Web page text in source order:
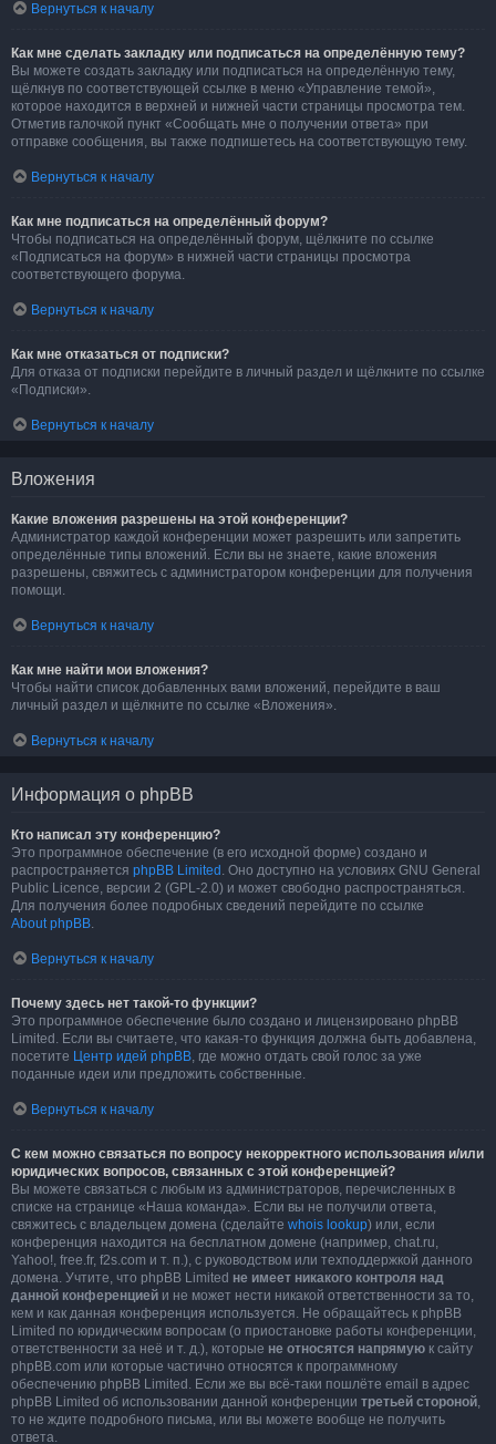
Вернуться к началу
Как мне сделать закладку или подписаться на определённую тему?
Вы можете создать закладку или подписаться на определённую тему,
щёлкнув по соответствующей ссылке в меню «Управление темой»,
которое находится в верхней и нижней части страницы просмотра тем.
Отметив галочкой пункт «Сообщать мне о получении ответа» при
отправке сообщения, вы также подпишетесь на соответствующую тему.
Вернуться к началу
Как мне подписаться на определённый форум?
Чтобы подписаться на определённый форум, щёлкните по ссылке
«Подписаться на форум» в нижней части страницы просмотра
соответствующего форума.
Вернуться к началу
Как мне отказаться от подписки?
Для отказа от подписки перейдите в личный раздел и щёлкните по ссылке
«Подписки».
Вернуться к началу
Вложения
Какие вложения разрешены на этой конференции?
Администратор каждой конференции может разрешить или запретить
определённые типы вложений. Если вы не знаете, какие вложения
разрешены, свяжитесь с администратором конференции для получения
помощи.
Вернуться к началу
Как мне найти мои вложения?
Чтобы найти список добавленных вами вложений, перейдите в ваш
личный раздел и щёлкните по ссылке «Вложения».
Вернуться к началу
Информация о phpBB
Кто написал эту конференцию?
Это программное обеспечение (в его исходной форме) создано и
распространяется phpBB Limited . Оно доступно на условиях GNU General
Public Licence, версии 2 (GPL-2.0) и может свободно распространяться.
Для получения более подробных сведений перейдите по ссылке
About phpBB.
Вернуться к началу
Почему здесь нет такой-то функции?
Это программное обеспечение было создано и лицензировано phpBB
Limited. Если вы считаете, что какая-то функция должна быть добавлена,
посетите Центр идей phpBB, где можно отдать свой голос за уже
поданные идеи или предложить собственные.
Вернуться к началу
С кем можно связаться по вопросу некорректного использования и/или
юридических вопросов, связанных с этой конференцией?
Вы можете связаться с любым из администраторов, перечисленных в
списке на странице «Наша команда». Если вы не получили ответа,
свяжитесь с владельцем домена (сделайте whois lookup) или, если
конференция находится на бесплатном домене (например, chat.ru,
Yahoo!, free.fr, f2s.com и т. п.), с руководством или техподдержкой данного
домена. Учтите, что phpBB Limited не имеет никакого контроля над
данной конференцией и не может нести никакой ответственности за то,
кем и как данная конференция используется. Не обращайтесь к phpBB
Limited по юридическим вопросам (о приостановке работы конференции,
ответственности за неё и т. д.), которые не относятся напрямую к сайту
phpBB.com или которые частично относятся к программному
обеспечению phpBB Limited. Если же вы всё-таки пошлёте email в адрес
phpBB Limited об использовании данной конференции третьей стороной,
то не ждите подробного письма, или вы можете вообще не получить
ответа.